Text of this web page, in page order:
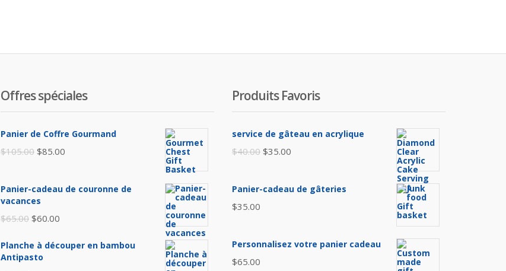
Offres spéciales
Panier de Coffre Gourmand
$105.00 Le
initial
était :
$105.00.
$85.00
actuel
Panier-cadeau de couronne de
vacances
$65.00 Le
initial
$60.00
actuel
Planche à découper en bambou
Antipasto
Produits Favoris
service de gâteau en acrylique
$40.00 Le
initial
$35.00
actuel
Panier-cadeau de gâteries
$35.00
Personnalisez votre panier cadeau
$65.00